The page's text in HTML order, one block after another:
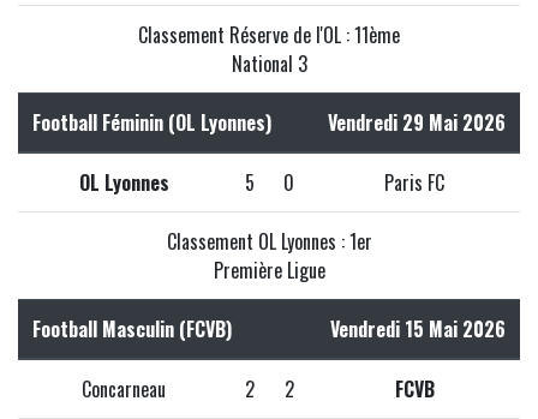
Classement Réserve de l'OL : 11ème
National 3
Football Féminin (OL Lyonnes) Vendredi 29 Mai 2026
OL Lyonnes 5 0 Paris FC
Classement OL Lyonnes : 1er
Première Ligue
Football Masculin (FCVB) Vendredi 15 Mai 2026
Concarneau 2 2 FCVB